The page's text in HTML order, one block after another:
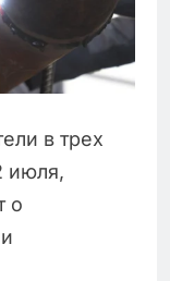
в трех
июля,
о